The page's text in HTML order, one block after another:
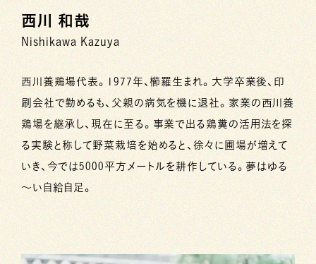
西川 和哉
Nishikawa Kazuya
西川養鶏場代表。1977年、櫛羅生まれ。大学卒業後、印
刷会社で勤めるも、父親の病気を機に退社。家業の西川養
鶏場を継承し、現在に至る。事業で出る鶏糞の活用法を探
る実験と称して野菜栽培を始めると、徐々に圃場が増えて
いき、今では5000平方メートルを耕作している。夢はゆる
～い自給自足。